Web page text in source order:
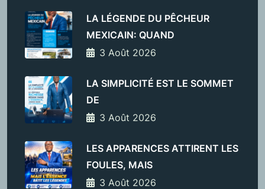
LA LÉGENDE DU PÊCHEUR
MEXICAIN: QUAND
3 Août 2026
LA SIMPLICITÉ EST LE SOMMET
DE
3 Août 2026
LES APPARENCES ATTIRENT LES
FOULES, MAIS
3 Août 2026